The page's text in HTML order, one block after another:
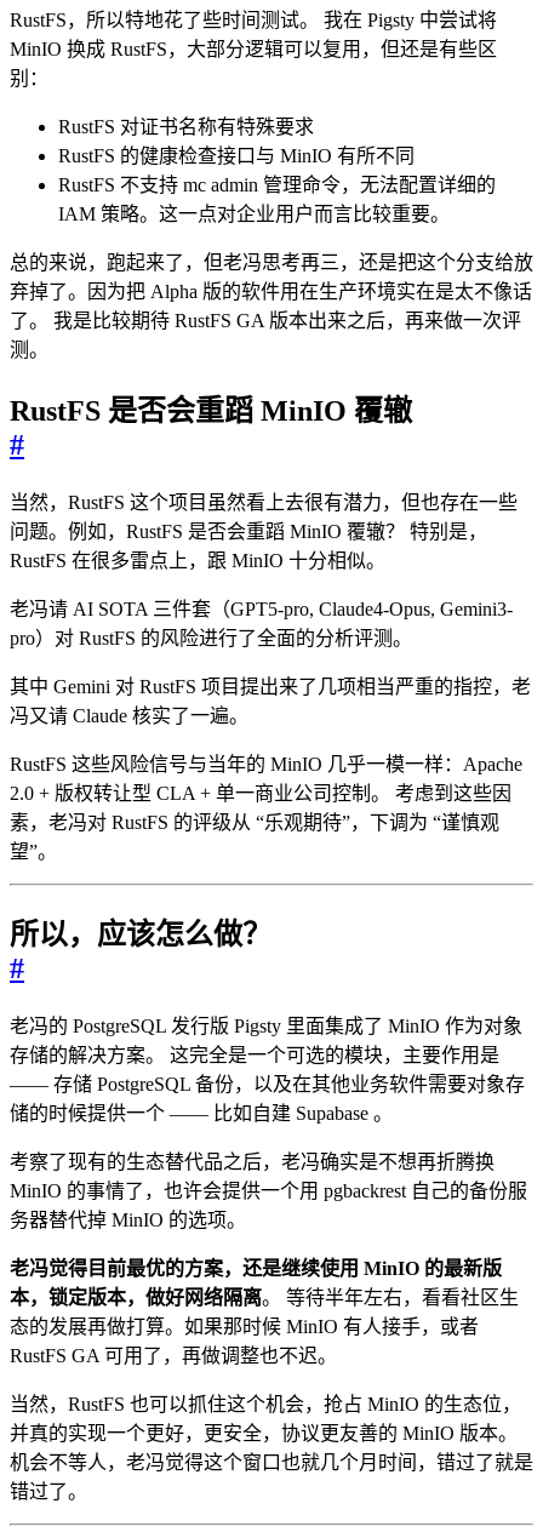
RustFS，所以特地花了些时间测试。 我在 Pigsty 中尝试将
MinIO 换成 RustFS，大部分逻辑可以复用，但还是有些区
别：
RustFS 对证书名称有特殊要求
RustFS 的健康检查接口与 MinIO 有所不同
RustFS 不支持 mc admin 管理命令，无法配置详细的
IAM 策略。这一点对企业用户而言比较重要。
总的来说，跑起来了，但老冯思考再三，还是把这个分支给放
弃掉了。因为把 Alpha 版的软件用在生产环境实在是太不像话
了。 我是比较期待 RustFS GA 版本出来之后，再来做一次评
测。
RustFS 是否会重蹈 MinIO 覆辙
#
当然，RustFS 这个项目虽然看上去很有潜力，但也存在一些
问题。例如，RustFS 是否会重蹈 MinIO 覆辙？ 特别是，
RustFS 在很多雷点上，跟 MinIO 十分相似。
老冯请 AI SOTA 三件套（GPT5-pro, Claude4-Opus, Gemini3-
pro）对 RustFS 的风险进行了全面的分析评测。
其中 Gemini 对 RustFS 项目提出来了几项相当严重的指控，老
冯又请 Claude 核实了一遍。
RustFS 这些风险信号与当年的 MinIO 几乎一模一样：Apache
2.0 + 版权转让型 CLA + 单一商业公司控制。 考虑到这些因
素，老冯对 RustFS 的评级从 “乐观期待”，下调为 “谨慎观
望”。
所以，应该怎么做？
#
老冯的 PostgreSQL 发行版 Pigsty 里面集成了 MinIO 作为对象
存储的解决方案。 这完全是一个可选的模块，主要作用是
—— 存储 PostgreSQL 备份，以及在其他业务软件需要对象存
储的时候提供一个 —— 比如自建 Supabase 。
考察了现有的生态替代品之后，老冯确实是不想再折腾换
MinIO 的事情了，也许会提供一个用 pgbackrest 自己的备份服
务器替代掉 MinIO 的选项。
老冯觉得目前最优的方案，还是继续使用 MinIO 的最新版
本，锁定版本，做好网络隔离。 等待半年左右，看看社区生
态的发展再做打算。如果那时候 MinIO 有人接手，或者
RustFS GA 可用了，再做调整也不迟。
当然，RustFS 也可以抓住这个机会，抢占 MinIO 的生态位，
并真的实现一个更好，更安全，协议更友善的 MinIO 版本。
机会不等人，老冯觉得这个窗口也就几个月时间，错过了就是
错过了。